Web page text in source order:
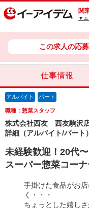
関
▼エ
この求人の応
仕事情報
アルバイト パート
職種：惣菜スタッフ
株式会社西友 西友駒沢
詳細（アルバイト/パート
未経験歓迎！20代
スーパー惣菜コーナ
手掛けた食品がお
く・・・
ちょっとした嬉し